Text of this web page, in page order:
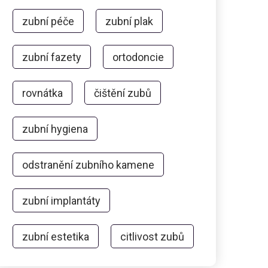
zubní péče zubní plak
zubní fazety ortodoncie
rovnátka čištění zubů
zubní hygiena
odstranění zubního kamene
zubní implantáty
zubní estetika citlivost zubů